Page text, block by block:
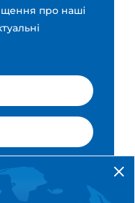
про наші
Українська